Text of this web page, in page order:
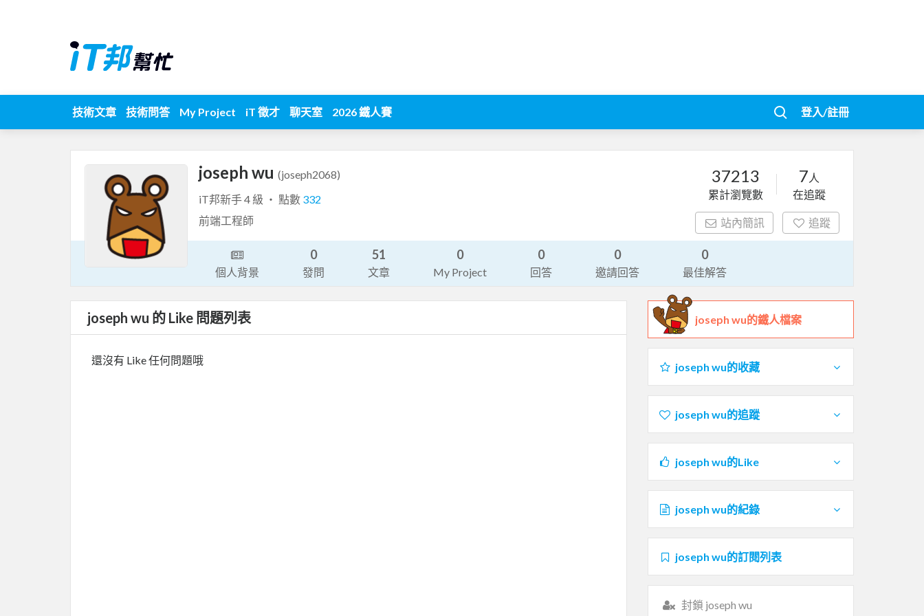
技術文章 技術問答 My Project iT 徵才 聊天室 2026 鐵人賽 登入/註冊
joseph wu (joseph2068)
iT邦新手 4 級 ‧ 點數 332
前端工程師
37213
累計瀏覽數
7 人
在追蹤
站內簡訊 追蹤
個人背景
0
發問
51
文章
0
My Project
0
回答
0
邀請回答
0
最佳解答
joseph wu 的 Like 問題列表
還沒有 Like 任何問題哦
joseph wu的鐵人檔案
joseph wu的收藏
joseph wu的追蹤
joseph wu的Like
joseph wu的紀錄
joseph wu的訂閱列表
封鎖 joseph wu